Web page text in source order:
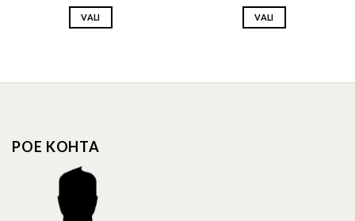
VALI
multiple
may
chosen
on
the
VALI
multiple
POE KOHTA